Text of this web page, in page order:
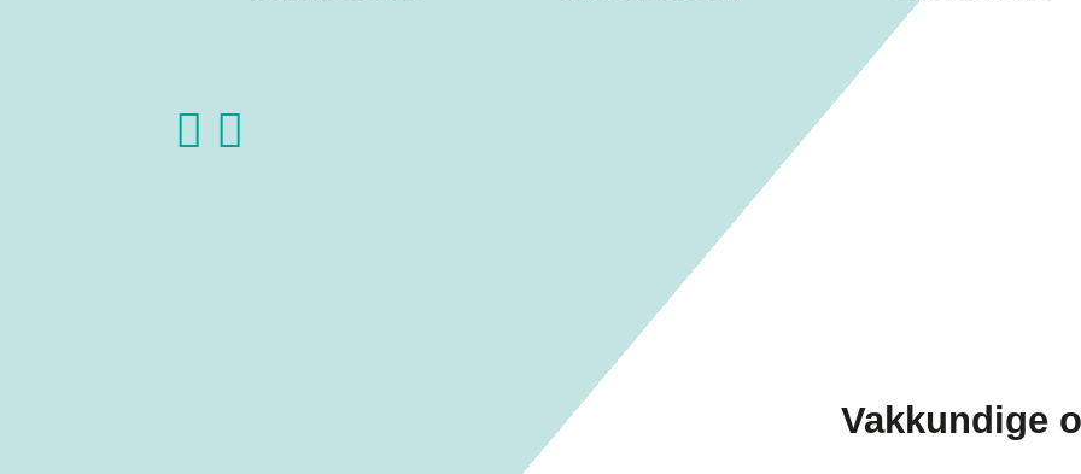
Vakkundige